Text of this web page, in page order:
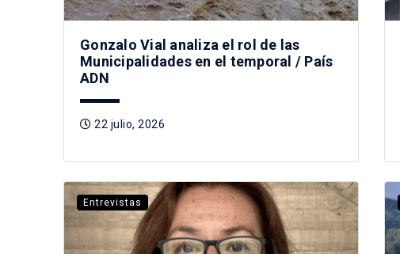
Gonzalo Vial analiza el rol de las
Municipalidades en el temporal / País
ADN
22 julio, 2026
Entrevistas